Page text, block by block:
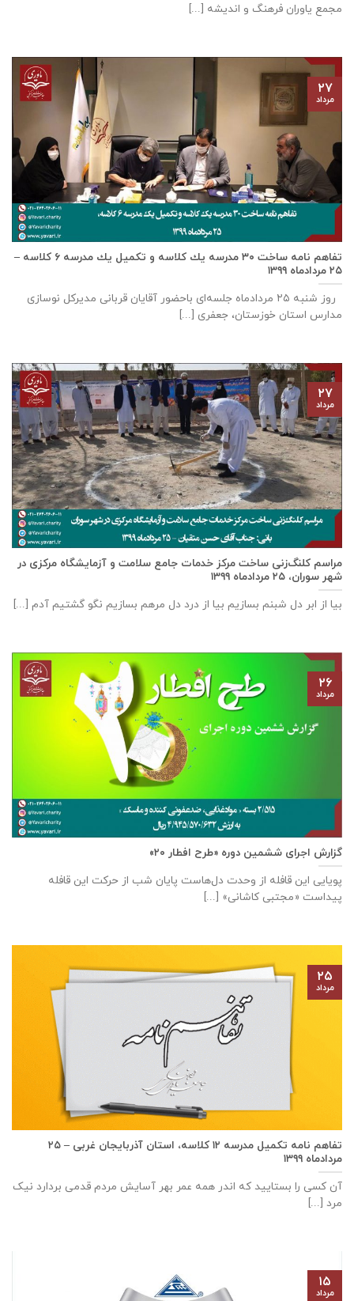
مجمع یاوران فرهنگ و اندیشه [...]
تفاهم نامه ساخت ٣٠ مدرسه يك كلاسه و تكميل يك مدرسه ٦ كلاسه –
۲۵ مردادماه ۱۳۹۹
روز شنبه ۲۵ مردادماه جلسه‌ای باحضور آقايان قربانی مديركل نوسازی
مدارس استان خوزستان، جعفری [...]
۲۷
مرداد
مراسم کلنگ‌زنی ساخت مرکز خدمات جامع سلامت و آزمایشگاه مرکزی در
شهر سوران، ۲۵ مردادماه ۱۳۹۹
بیا از ابر دل شبنم بسازیم بیا از درد دل مرهم بسازیم نگو گشتیم آدم [...]
۲۷
مرداد
گزارش اجرای ششمین دوره «طرح افطار ۲۰»
پویایی این قافله از وحدت دل‌هاست پایان شب از حرکت این قافله
پیداست «مجتبی کاشانی» [...]
۲۶
مرداد
تفاهم نامه تكميل مدرسه ۱۲ كلاسه، استان آذربايجان غربی – ۲۵
مردادماه ۱۳۹۹
آن کسی را بستایید که اندر همه عمر بهر آسایش مردم قدمی بردارد نیک
مرد [...]
۲۵
مرداد
۱۵
مرداد